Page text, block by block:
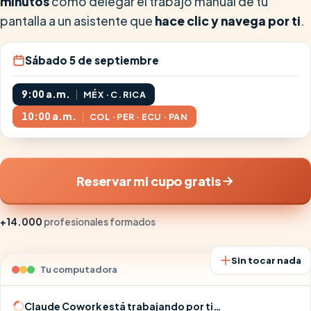
pantalla a un asistente que hace clic y navega por ti.
Sábado 5 de septiembre
9:00 a.m. MÉX · C. RICA
10:00 a.m. COL · PER · ECU · PAN
Reservar mi cupo gratis
+14.000 profesionales formados
Sin tocar nada
Tu computadora
Claude Cowork está trabajando por ti…